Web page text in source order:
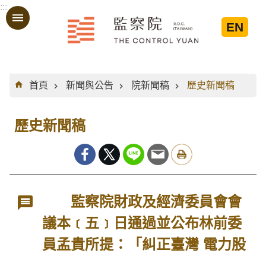
跳到主要內容區塊
:::
EN
:::
首頁
新聞與公告 院新聞稿 歷史新聞稿
歷史新聞稿
監察院財政及經濟委員會會
議本﹝五﹞日通過並公布林前委
員孟貴所提：「糾正臺灣 電力股